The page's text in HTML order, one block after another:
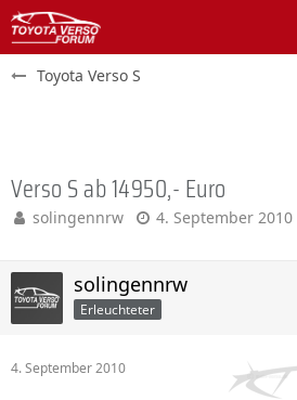
Toyota Verso S
Verso S ab 14950,- Euro
solingennrw 4. September 2010
solingennrw
Erleuchteter
4. September 2010